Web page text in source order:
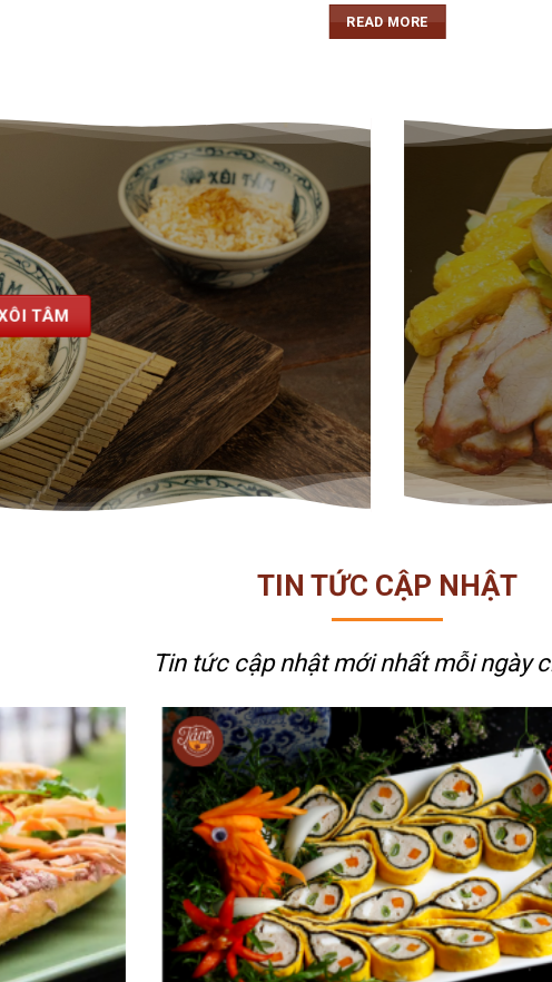
READ MORE
XÔI TÂM
TIN TỨC CẬP NHẬT
Tin tức cập nhật mới nhấtmỗi ngày